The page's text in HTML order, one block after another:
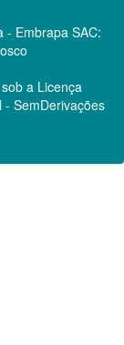
- Embrapa SAC:
a Licença
SemDerivações